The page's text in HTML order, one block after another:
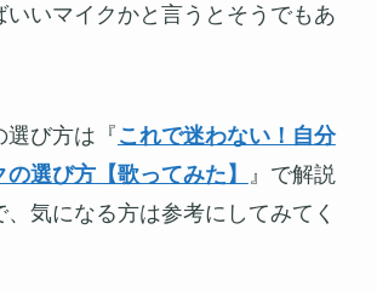
いいマイクかと言うとそうでもあ
選び方は『 これで迷わない！自分
選び方【歌ってみた】
』で解説
、気になる方は参考にしてみてく